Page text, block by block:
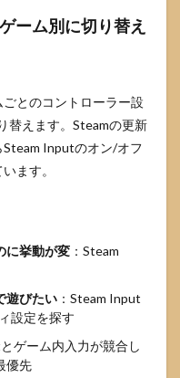
ーム別に切り替え
とのコントローラー設
替えます。Steamの更新
Inputのオン/オフ
ます。
に挙動が変 ：Steam
遊びたい ：Steam Input
設定を探す
ゲーム内入力が競合し
優先